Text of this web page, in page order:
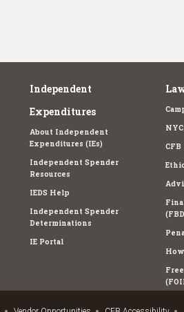
Independent
Expenditures
About Independent
Expenditures (IEs)
Independent Spender
Resources
IEDS Help
Independent Spender
Determinations
IE Portal
CFB